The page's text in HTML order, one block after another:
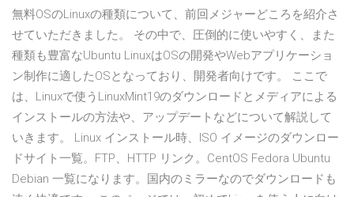
無料OSのLinuxの種類について、前回メジャーどころを紹介さ
せていただきました。 その中で、圧倒的に使いやすく、また
種類も豊富なUbuntu LinuxはOSの開発やWebアプリケーショ
ン制作に適したOSとなっており、開発者向けです。 ここで
は、Linuxで使うLinuxMint19のダウンロードとメディアによる
インストールの方法や、アップデートなどについて解説して
いきます。 Linux インストール時、ISO イメージのダウンロー
ドサイト一覧。FTP、HTTP リンク。CentOS Fedora Ubuntu
Debian 一覧になります。国内のミラーなのでダウンロードも